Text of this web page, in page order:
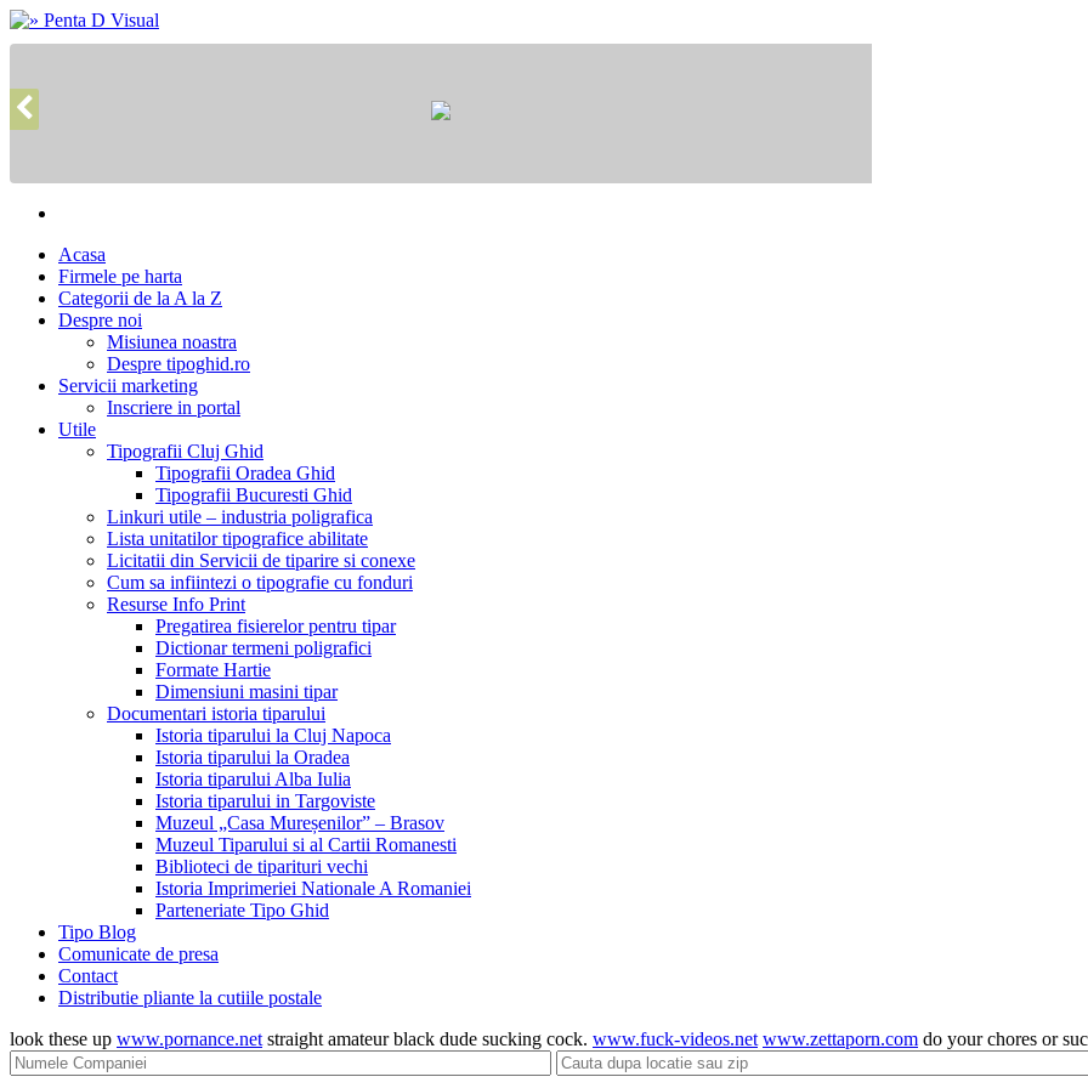
Acasa
Firmele pe harta
Categorii de la A la Z
Despre noi
Misiunea noastra
Despre tipoghid.ro
Servicii marketing
Inscriere in portal
Utile
Tipografii Cluj Ghid
Tipografii Oradea Ghid
Tipografii Bucuresti Ghid
Linkuri utile – industria poligrafica
Lista unitatilor tipografice abilitate
Licitatii din Servicii de tiparire si conexe
Cum sa infiintezi o tipografie cu fonduri
Resurse Info Print
Pregatirea fisierelor pentru tipar
Dictionar termeni poligrafici
Formate Hartie
Dimensiuni masini tipar
Documentari istoria tiparului
Istoria tiparului la Cluj Napoca
Istoria tiparului la Oradea
Istoria tiparului Alba Iulia
Istoria tiparului in Targoviste
Muzeul „Casa Mureșenilor” – Brasov
Muzeul Tiparului si al Cartii Romanesti
Biblioteci de tiparituri vechi
Istoria Imprimeriei Nationale A Romaniei
Parteneriate Tipo Ghid
Tipo Blog
Comunicate de presa
Contact
Distributie pliante la cutiile postale
look these up www.pornance.net straight amateur black dude sucking cock. www.fuck-videos.net www.zettaporn.com do your chores or